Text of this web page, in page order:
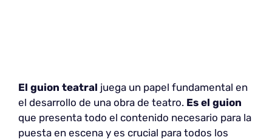
El guion teatral juega un papel fundamental en
el desarrollo de una obra de teatro. Es el guion
que presenta todo el contenido necesario para la
puesta en escena y es crucial para todos los